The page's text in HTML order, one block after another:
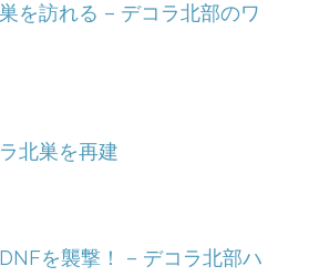
を訪れる – デコラ北部のワ
北巣を再建
を襲撃！ – デコラ北部ハ